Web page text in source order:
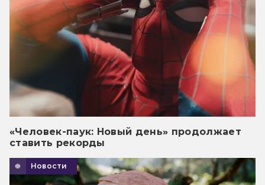
«Человек-паук: Новый день» продолжает
ставить рекорды
Новости